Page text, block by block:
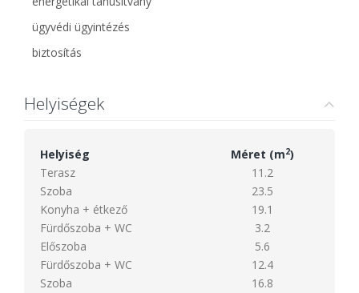
ügyvédi ügyintézés
biztosítás
Helyiségek
Helyiség Méret (m2)
Terasz
11.2
Szoba
23.5
Konyha + étkező
19.1
Fürdőszoba + WC
3.2
Előszoba
5.6
Fürdőszoba + WC
12.4
Szoba
16.8